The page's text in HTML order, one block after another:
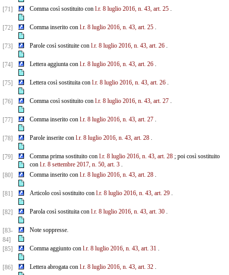
[71] Comma così sostituito con l.r. 8 luglio 2016, n. 43, art. 25.
[72] Comma inserito con l.r. 8 luglio 2016, n. 43, art. 25.
[73] Parole così sostituite con l.r. 8 luglio 2016, n. 43, art. 26.
[74] Lettera aggiunta con l.r. 8 luglio 2016, n. 43, art. 26.
[75] Lettera così sostituita con l.r. 8 luglio 2016, n. 43, art. 26.
[76] Comma così sostituito con l.r. 8 luglio 2016, n. 43, art. 27.
[77] Comma inserito con l.r. 8 luglio 2016, n. 43, art. 27.
[78] Parole inserite con l.r. 8 luglio 2016, n. 43, art. 28.
[79] Comma prima sostituito con l.r. 8 luglio 2016, n. 43, art. 28; poi così sostituito
con l.r. 8 settembre 2017, n. 50, art. 3.
[80]
Comma inserito con l.r. 8 luglio 2016, n. 43, art. 28.
[81] Articolo così sostituito con l.r. 8 luglio 2016, n. 43, art. 29.
[82] Parola così sostituita con l.r. 8 luglio 2016, n. 43, art. 30.
[83-
84]
Note soppresse.
[85] Comma aggiunto con l.r. 8 luglio 2016, n. 43, art. 31.
[86] Lettera abrogata con l.r. 8 luglio 2016, n. 43, art. 32.